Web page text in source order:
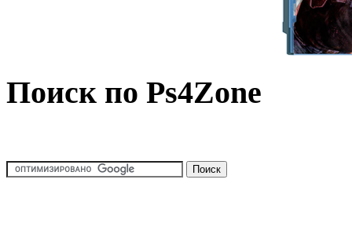
Поиск по Ps4Zone